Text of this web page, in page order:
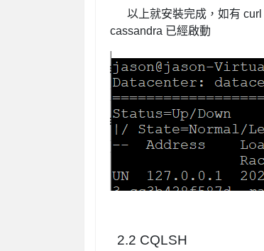
以上就安裝完成，如有
cassandra 已經啟動
2.2 CQLSH